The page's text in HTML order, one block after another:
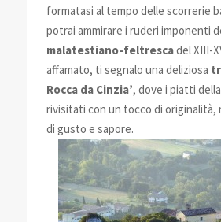
formatasi al tempo delle scorrerie
potrai ammirare i ruderi imponenti
malatestiano-feltrescadel XIII-
affamato, ti segnalo una deliziosa
Rocca da Cinzia’, dove i piatti
rivisitati con un tocco di originalità,
di gusto e sapore.